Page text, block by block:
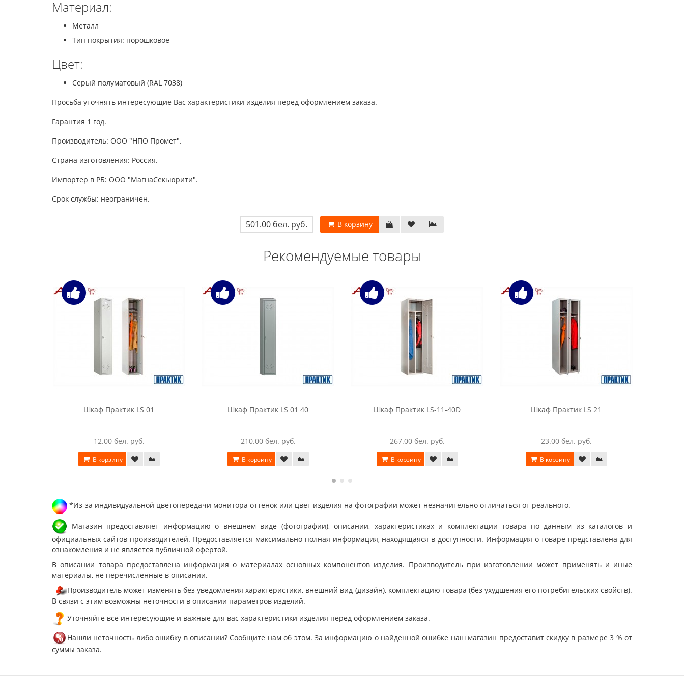
Материал:
Металл
Тип покрытия: порошковое
Цвет:
Серый полуматовый (RAL 7038)
Просьба уточнять интересующие Вас характеристики изделия перед оформлением заказа.
Гарантия 1 год.
Производитель: ООО "НПО Промет".
Страна изготовления: Россия.
Импортер в РБ: ООО "МагнаСекьюрити".
Срок службы: неограничен.
501.00 бел. руб. В корзину
Рекомендуемые товары
Шкаф Практик LS 01
12.00 бел. руб.
В корзину
Шкаф Практик LS 01 40
210.00 бел. руб.
В корзину
Шкаф Практик LS-11-40D
267.00 бел. руб.
В корзину
Шкаф Практик LS 21
23.00 бел. руб.
В корзину
*Из-за индивидуальной цветопередачи монитора оттенок или цвет изделия на фотографии может незначительно отличаться от реального.
Магазин предоставляет информацию о внешнем виде (фотографии), описании, характеристиках и комплектации товара по данным из каталогов и
официальных сайтов производителей. Предоставляется максимально полная информация, находящаяся в доступности. Информация о товаре представлена для
ознакомления и не является публичной офертой.
В описании товара предоставлена информация о материалах основных компонентов изделия. Производитель при изготовлении может применять и иные
материалы, не перечисленные в описании.
Производитель может изменять без уведомления характеристики, внешний вид (дизайн), комплектацию товара (без ухудшения его потребительских свойств).
В связи с этим возможны неточности в описании параметров изделий.
Уточняйте все интересующие и важные для вас характеристики изделия перед оформлением заказа.
Нашли неточность либо ошибку в описании? Сообщите нам об этом. За информацию о найденной ошибке наш магазин предоставит скидку в размере 3 % от
суммы заказа.